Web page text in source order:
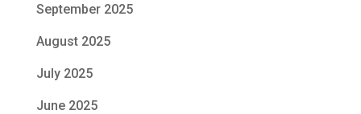
September 2025
August 2025
July 2025
June 2025